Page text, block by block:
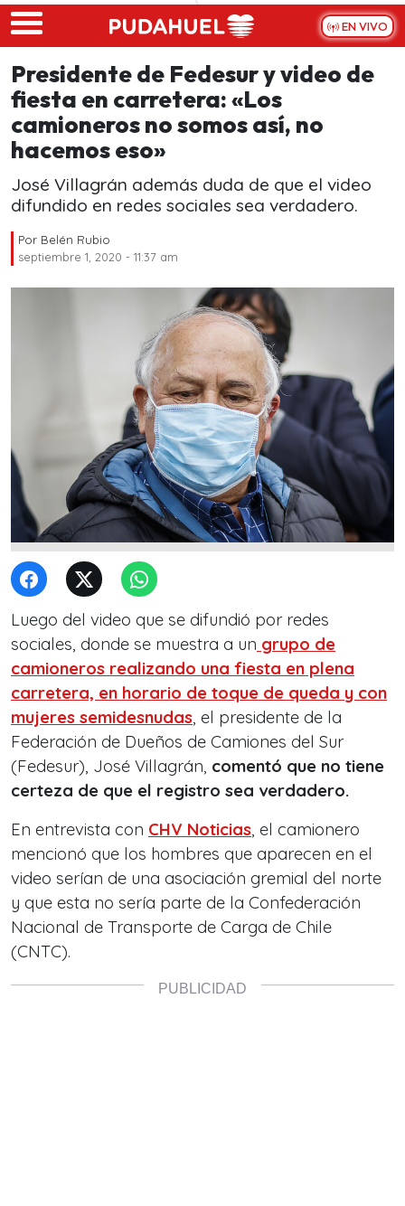
Skip to main content
EN VIVO
Presidente de Fedesur y video de
fiesta en carretera: «Los
camioneros no somos así, no
hacemos eso»
José Villagrán además duda de que el video
difundido en redes sociales sea verdadero.
Por Belén Rubio
septiembre 1, 2020 - 11:37 am
Luego del video que se difundió por redes
sociales, donde se muestra a un grupo de
camioneros realizando una fiesta en plena
carretera, en horario de toque de queda y con
mujeres semidesnudas, el presidente de la
Federación de Dueños de Camiones del Sur
(Fedesur), José Villagrán, comentó que no tiene
certeza de que el registro sea verdadero.
En entrevista con CHV Noticias, el camionero
mencionó que los hombres que aparecen en el
video serían de una asociación gremial del norte
y que esta no sería parte de la Confederación
Nacional de Transporte de Carga de Chile
(CNTC).